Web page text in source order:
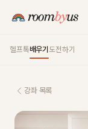
헬프톡배우기도전하기
강좌 목록